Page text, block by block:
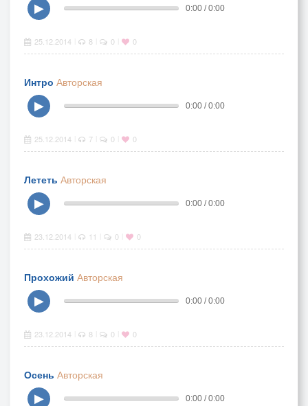
▶
0:00 / 0:00
25.12.2014 8 0 0
Интро Авторская
▶
0:00 / 0:00
25.12.2014 7 0 0
Лететь Авторская
▶
0:00 / 0:00
23.12.2014 11 0 0
Прохожий Авторская
▶
0:00 / 0:00
23.12.2014 8 0 0
Осень Авторская
▶
0:00 / 0:00